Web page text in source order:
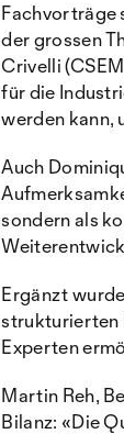
Fachvorträge
der grossen
Crivelli
für die
werden kann,
Auch
sondern als
Ergänzt
strukturierten
Experten
Martin Reh,
Bilanz: «Die